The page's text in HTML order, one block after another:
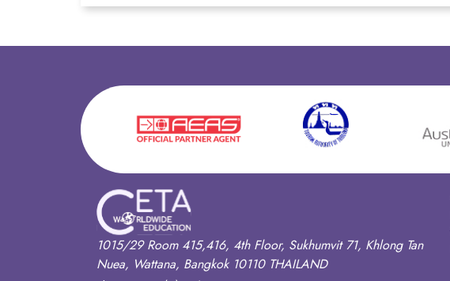
1015/29 Room 415,416, 4th Floor, Sukhumvit 71, Khlong Tan
Nuea, Wattana, Bangkok 10110 THAILAND